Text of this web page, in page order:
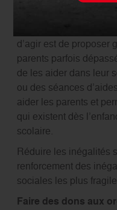
Compte tenu des
d’agir est de proposer
parents parfois
de les aider dans leur
ou des séances
aider les parents et
qui existent dès
scolaire.
Réduire les inégalités
renforcement des
sociales les plus
Faire des dons aux